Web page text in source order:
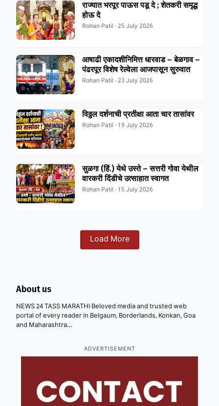
राज्यात भरपूर पाऊस पडू दे ; शेतकरी समृद्ध
होऊ दे
Rohan Patil · 25 July 2026
आषाढी एकादशीनिमित्त धारवाड – बेळगाव –
पंढरपूर विशेष रेल्वेला आजपासून सुरुवात
Rohan Patil · 23 July 2026
विठ्ठल दर्शनाची प्रतीक्षा आता चार तासांवर
Rohan Patil · 19 July 2026
सुळगा (हिं.) येथे उस्ते – सत्तरी गोवा येथील
वारकरी दिंडीचे उत्साहात स्वागत
Rohan Patil · 15 July 2026
Load More
About us
NEWS 24 TASS MARATHI Beloved media and trusted web
portal of every reader in Belgaum, Borderlands, Konkan, Goa
and Maharashtra…
ADVERTISEMENT